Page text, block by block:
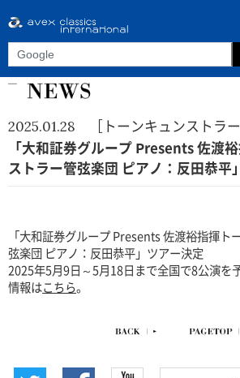
2025.01.28 ［トーンキュンストラー
「大和証券グループ Presents 佐渡
ストラー管弦楽団 ピアノ：反田恭平
「大和証券グループ Presents 佐渡裕指揮ト
弦楽団 ピアノ：反田恭平」ツアー決定
2025年5月9日～5月18日まで全国で8公演を予
情報はこちら。